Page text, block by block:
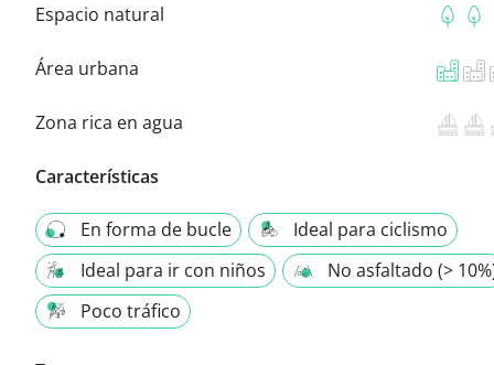
Espacio natural
Área urbana
Zona rica en agua
Características
En forma de bucle
Ideal para ciclismo
Ideal para ir con niños
No asfaltado (>
Poco tráfico